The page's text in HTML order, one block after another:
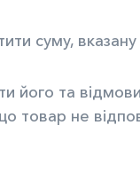
суму, вказану
його та
товар не